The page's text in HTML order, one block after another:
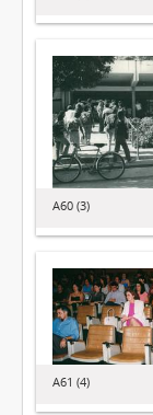
A60 (3)
A61 (4)